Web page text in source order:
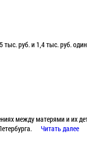
руб. и 1,4 тыс. руб.
между матерями и их
Читать далее